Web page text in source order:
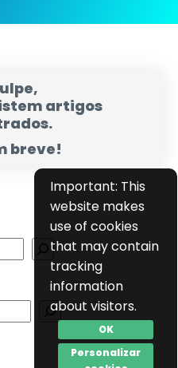
artigos
breve!
Important: This
website makes
use of cookies
that may contain
tracking
information
about visitors.
OK
Personalizar